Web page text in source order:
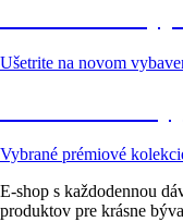
Ušetrite na novom
Vybrané prémiové
E-shop s každodennou
produktov pre krásne